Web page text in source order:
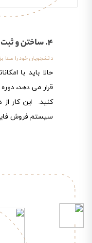
4. ساختن و ثبت نام دوره ها
دانشجویان خود را صدا
حالا باید با
قرار می دهد،
کنید. این کار از
سیستم فروش